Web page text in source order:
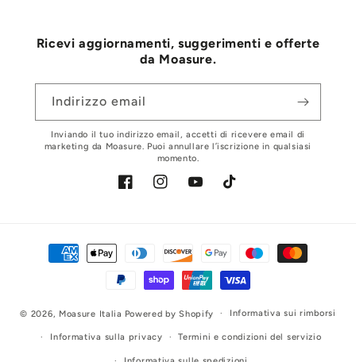
Ricevi aggiornamenti, suggerimenti e offerte
da Moasure.
Indirizzo email
Inviando il tuo indirizzo email, accetti di ricevere email di
marketing da Moasure. Puoi annullare l’iscrizione in qualsiasi
momento.
FacebookInstagramYouTubeTikTok
Metodi
© 2026, Moasure Italia Powered by Shopify Informativa sui rimborsi
Informativa sulla privacy Termini e condizioni del servizio